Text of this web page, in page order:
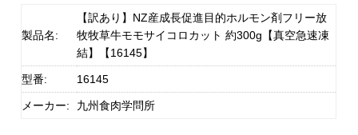
製品名:
【訳あり】NZ産成長促進目的ホルモン剤フリー放
牧牧草牛モモサイコロカット 約300g【真空急速凍
結】【16145】
型番: 16145
メーカー: 九州食肉学問所